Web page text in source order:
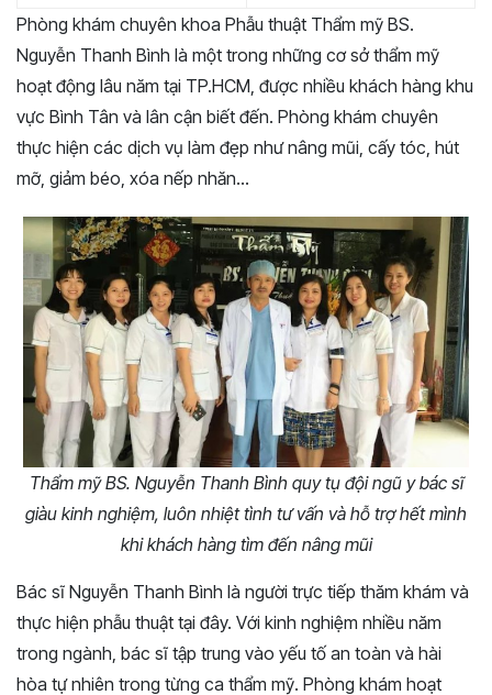
Phòng khám chuyên khoa Phẫu thuật Thẩm mỹ BS.
Nguyễn Thanh Bình là một trong những cơ sở thẩm mỹ
hoạt động lâu năm tại TP.HCM, được nhiều khách hàng khu
vực Bình Tân và lân cận biết đến. Phòng khám chuyên
thực hiện các dịch vụ làm đẹp như nâng mũi, cấy tóc, hút
mỡ, giảm béo, xóa nếp nhăn…
Thẩm mỹ BS. Nguyễn Thanh Bình quy tụ đội ngũ y bác sĩ
giàu kinh nghiệm, luôn nhiệt tình tư vấn và hỗ trợ hết mình
khi khách hàng tìm đến nâng mũi
Bác sĩ Nguyễn Thanh Bình là người trực tiếp thăm khám và
thực hiện phẫu thuật tại đây. Với kinh nghiệm nhiều năm
trong ngành, bác sĩ tập trung vào yếu tố an toàn và hài
hòa tự nhiên trong từng ca thẩm mỹ. Phòng khám hoạt